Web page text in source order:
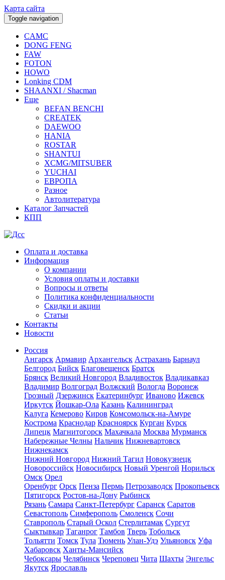
Карта сайта
Toggle navigation
CAMC
DONG FENG
FAW
FOTON
HOWO
Lonking CDM
SHAANXI / Shacman
Еще
BEFAN BENCHI
CREATEK
DAEWOO
HANIA
ROSTAR
SHANTUI
XCMG/MITSUBER
YUCHAI
ЕВРОПА
Разное
Aвтолитература
Каталог Запчастей
КПП
Оплата и доставка
Информация
О компании
Условия оплаты и доставки
Вопросы и ответы
Политика конфиденциальности
Скидки и акции
Статьи
Контакты
Новости
Россия
Ангарск Армавир Архангельск Астрахань Барнаул
Белгород Бийск Благовещенск Братск
Брянск Великий Новгород Владивосток Владикавказ
Владимир Волгоград Волжский Вологда Воронеж
Грозный Дзержинск Екатеринбург Иваново Ижевск
Иркутск Йошкар-Ола Казань Калининград
Калуга Кемерово Киров Комсомольск-на-Амуре
Кострома Краснодар Красноярск Курган Курск
Липецк Магнитогорск Махачкала Москва Мурманск
Набережные Челны Нальчик Нижневартовск
Нижнекамск
Нижний Новгород Нижний Тагил Новокузнецк
Новороссийск Новосибирск Новый Уренгой Норильск
Омск Орел
Оренбург Орск Пенза Пермь Петрозаводск Прокопьевск
Пятигорск Ростов-на-Дону Рыбинск
Рязань Самара Санкт-Петербург Саранск Саратов
Севастополь Симферополь Смоленск Сочи
Ставрополь Старый Оскол Стерлитамак Сургут
Сыктывкар Таганрог Тамбов Тверь Тобольск
Тольятти Томск Тула Тюмень Улан-Удэ Ульяновск Уфа
Хабаровск Ханты-Мансийск
Чебоксары Челябинск Череповец Чита Шахты Энгельс
Якутск Ярославль